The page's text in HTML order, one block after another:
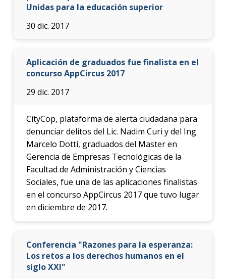
Unidas para la educación superior
30 dic. 2017
Aplicación de graduados fue finalista en el
concurso AppCircus 2017
29 dic. 2017
CityCop, plataforma de alerta ciudadana para
denunciar delitos del Lic. Nadim Curi y del Ing.
Marcelo Dotti, graduados del Master en
Gerencia de Empresas Tecnológicas de la
Facultad de Administración y Ciencias
Sociales, fue una de las aplicaciones finalistas
en el concurso AppCircus 2017 que tuvo lugar
en diciembre de 2017.
Conferencia "Razones para la esperanza:
Los retos a los derechos humanos en el
siglo XXI"